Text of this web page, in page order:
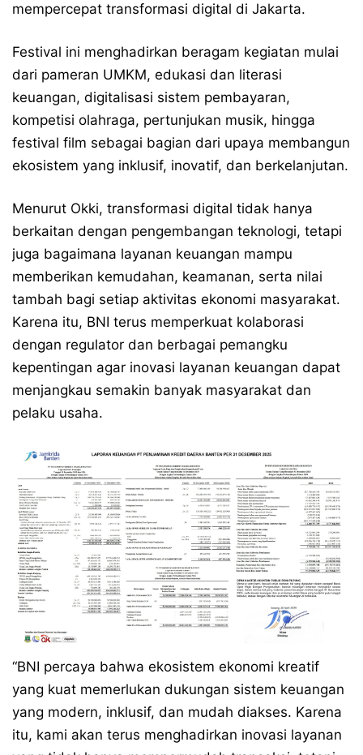
mempercepat transformasi digital di Jakarta.
Festival ini menghadirkan beragam kegiatan mulai
dari pameran UMKM, edukasi dan literasi
keuangan, digitalisasi sistem pembayaran,
kompetisi olahraga, pertunjukan musik, hingga
festival film sebagai bagian dari upaya membangun
ekosistem yang inklusif, inovatif, dan berkelanjutan.
Menurut Okki, transformasi digital tidak hanya
berkaitan dengan pengembangan teknologi, tetapi
juga bagaimana layanan keuangan mampu
memberikan kemudahan, keamanan, serta nilai
tambah bagi setiap aktivitas ekonomi masyarakat.
Karena itu, BNI terus memperkuat kolaborasi
dengan regulator dan berbagai pemangku
kepentingan agar inovasi layanan keuangan dapat
menjangkau semakin banyak masyarakat dan
pelaku usaha.
“BNI percaya bahwa ekosistem ekonomi kreatif
yang kuat memerlukan dukungan sistem keuangan
yang modern, inklusif, dan mudah diakses. Karena
itu, kami akan terus menghadirkan inovasi layanan